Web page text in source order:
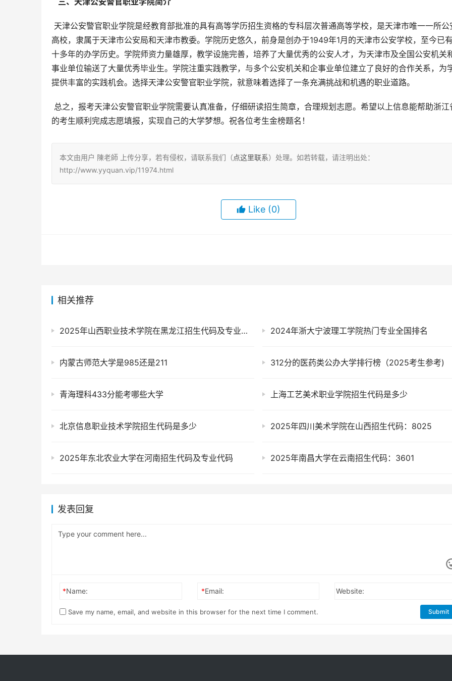
高校，隶属于天津市公安局和天津市教委。学院历史悠久，前身是创办于1949年1月的天津市公安学校，至今已
十多年的办学历史。学院师资力量雄厚，教学设施完善，培养了大量优秀的公安人才，为天津市及全国公安机关
事业单位输送了大量优秀毕业生。学院注重实践教学，与多个公安机关和企事业单位建立了良好的合作关系，为
提供丰富的实践机会。选择天津公安警官职业学院，就意味着选择了一条充满挑战和机遇的职业道路。
的考生顺利完成志愿填报，实现自己的大学梦想。祝各位考生金榜题名！
本文由用户 陳老師 上传分享，若有侵权，请联系我们（点这里联系）处理。如若转载，请注明出处：
http://www.yyquan.vip/11974.html
Like (0)
相关推荐
2025年山西职业技术学院在黑龙江招生代码及专业代码 2024年浙大宁波理工学院热门专业全国排名
内蒙古师范大学是985还是211 312分的医药类公办大学排行榜（2025考生参考)
青海理科433分能考哪些大学 上海工艺美术职业学院招生代码是多少
北京信息职业技术学院招生代码是多少 2025年四川美术学院在山西招生代码：8025
2025年东北农业大学在河南招生代码及专业代码 2025年南昌大学在云南招生代码：3601
发表回复
*Name: *Email: Website:
Save my name, email, and website in this browser for the next time I comment. Submit